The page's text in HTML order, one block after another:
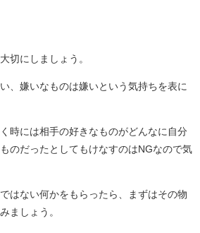
切にしましょう。
、嫌いなものは嫌いという気持ちを表に
時には相手の好きなものがどんなに自分
のだったとしてもけなすのはNGなので気
はない何かをもらったら、まずはその物
ましょう。